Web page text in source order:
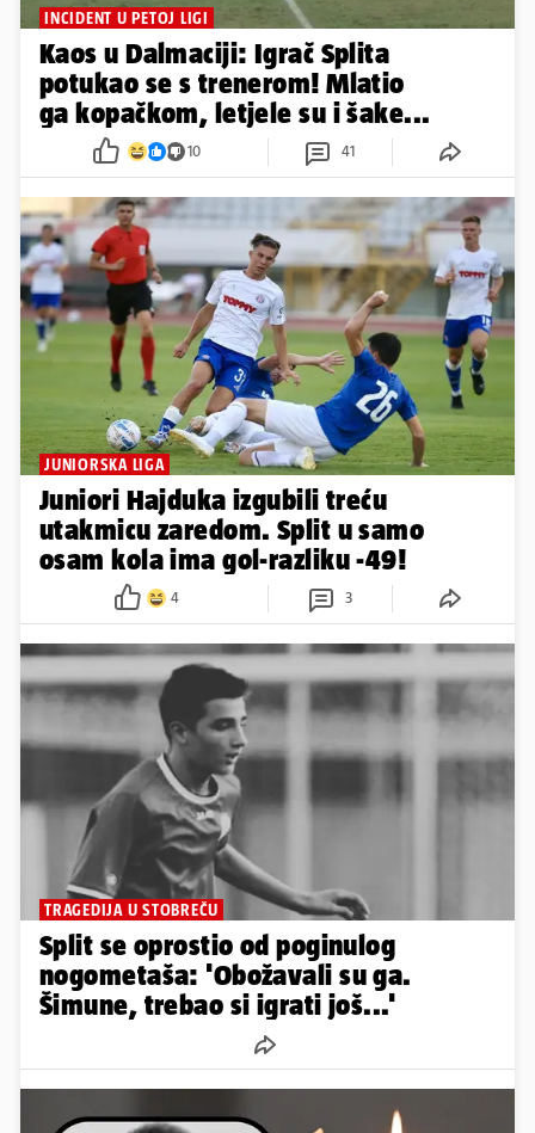
INCIDENT U PETOJ LIGI
Kaos u Dalmaciji: Igrač Splita
potukao se s trenerom! Mlatio
ga kopačkom, letjele su i šake...
10 41
JUNIORSKA LIGA
Juniori Hajduka izgubili treću
utakmicu zaredom. Split u samo
osam kola ima gol-razliku -49!
4 3
TRAGEDIJA U STOBREČU
Split se oprostio od poginulog
nogometaša: 'Obožavali su ga.
Šimune, trebao si igrati još...'